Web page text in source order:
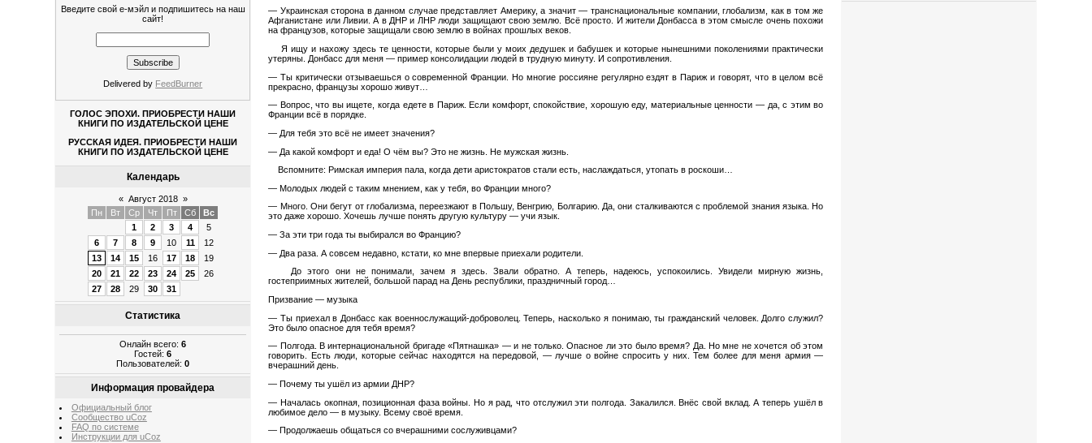
Введите свой е-мэйл и подпишитесь на наш
сайт!
Delivered by FeedBurner
ГОЛОС ЭПОХИ. ПРИОБРЕСТИ НАШИ
КНИГИ ПО ИЗДАТЕЛЬСКОЙ ЦЕНЕ
РУССКАЯ ИДЕЯ. ПРИОБРЕСТИ НАШИ
КНИГИ ПО ИЗДАТЕЛЬСКОЙ ЦЕНЕ
Календарь
« Август 2018 »
Пн
Вт Ср Чт Пт Сб
Вс
1
2 3 4
5
6
7 8 9 10 11
12
13
14 15 16 17 18
19
20
21 22 23 24 25
26
27
28 29 30 31
Статистика
Онлайн всего:6
Гостей:6
Пользователей:0
Информация провайдера
Официальный блог
Сообщество uCoz
FAQ по системе
Инструкции для uCoz
— Украинская сторона в данном случае представляет Америку, а значит — транснациональные компании, глобализм, как в том же
Афганистане или Ливии. А в ДНР и ЛНР люди защищают свою землю. Всё просто. И жители Донбасса в этом смысле очень похожи
на французов, которые защищали свою землю в войнах прошлых веков.
Я ищу и нахожу здесь те ценности, которые были у моих дедушек и бабушек и которые нынешними поколениями практически
утеряны. Донбасс для меня — пример консолидации людей в трудную минуту. И сопротивления.
— Ты критически отзываешься о современной Франции. Но многие россияне регулярно ездят в Париж и говорят, что в целом всё
прекрасно, французы хорошо живут…
— Вопрос, что вы ищете, когда едете в Париж. Если комфорт, спокойствие, хорошую еду, материальные ценности — да, с этим во
Франции всё в порядке.
— Для тебя это всё не имеет значения?
— Да какой комфорт и еда! О чём вы? Это не жизнь. Не мужская жизнь.
Вспомните: Римская империя пала, когда дети аристократов стали есть, наслаждаться, утопать в роскоши…
— Молодых людей с таким мнением, как у тебя, во Франции много?
— Много. Они бегут от глобализма, переезжают в Польшу, Венгрию, Болгарию. Да, они сталкиваются с проблемой знания языка. Но
это даже хорошо. Хочешь лучше понять другую культуру — учи язык.
— За эти три года ты выбирался во Францию?
— Два раза. А совсем недавно, кстати, ко мне впервые приехали родители.
До этого они не понимали, зачем я здесь. Звали обратно. А теперь, надеюсь, успокоились. Увидели мирную жизнь,
гостеприимных жителей, большой парад на День республики, праздничный город…
Призвание — музыка
— Ты приехал в Донбасс как военнослужащий-доброволец. Теперь, насколько я понимаю, ты гражданский человек. Долго служил?
Это было опасное для тебя время?
— Полгода. В интернациональной бригаде «Пятнашка» — и не только. Опасное ли это было время? Да. Но мне не хочется об этом
говорить. Есть люди, которые сейчас находятся на передовой, — лучше о войне спросить у них. Тем более для меня армия —
вчерашний день.
— Почему ты ушёл из армии ДНР?
— Началась окопная, позиционная фаза войны. Но я рад, что отслужил эти полгода. Закалился. Внёс свой вклад. А теперь ушёл в
любимое дело — в музыку. Всему своё время.
— Продолжаешь общаться со вчерашними сослуживцами?